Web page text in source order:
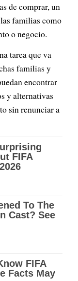
de comprar, un
familias como
o negocio.
tarea que va
familias y
encontrar
y alternativas
sin renunciar a